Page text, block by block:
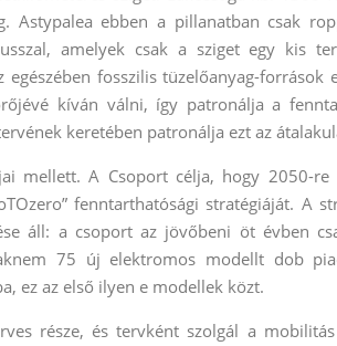
Astypalea ebben a pillanatban csak
amelyek csak a sziget egy kis
fosszilis tüzelőanyag-források
kíván válni, így patronálja a
keretében patronálja ezt az
mellett. A Csoport célja, hogy 2050-re
fenntarthatósági stratégiáját. A
áll: a csoport az jövőbeni öt évben
75 új elektromos modellt dob
ez az első ilyen e modellek közt.
része, és tervként szolgál a mobilitás